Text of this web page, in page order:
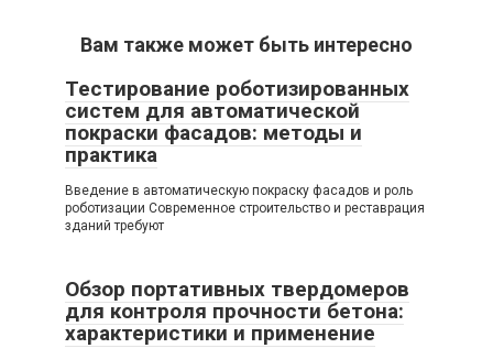
Вам также может быть интересно
Тестирование роботизированных
систем для автоматической
покраски фасадов: методы и
практика
Введение в автоматическую покраску фасадов и роль
роботизации Современное строительство и реставрация
зданий требуют
Обзор портативных твердомеров
для контроля прочности бетона:
характеристики и применение